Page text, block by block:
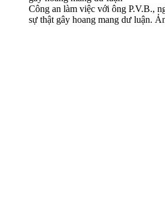
Công an làm việc với ông P.V.B.,
sự thật gây hoang mang dư luận.